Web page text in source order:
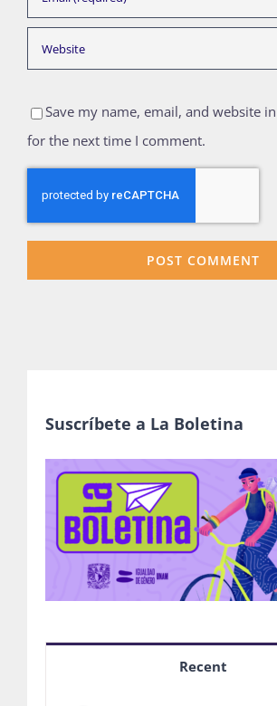
Save my name, email, and website
for the next time I comment.
Suscríbete a La Boletina
Recent